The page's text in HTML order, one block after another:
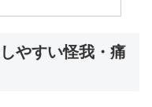
やすい怪我・痛